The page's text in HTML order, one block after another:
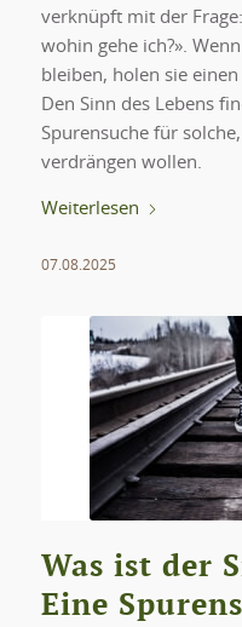
verknüpft mit der
wohin gehe ich?».
bleiben, holen sie
Den Sinn des Lebens
Spurensuche für
verdrängen wollen.
Weiterlesen
07.08.2025
Was ist der
Eine